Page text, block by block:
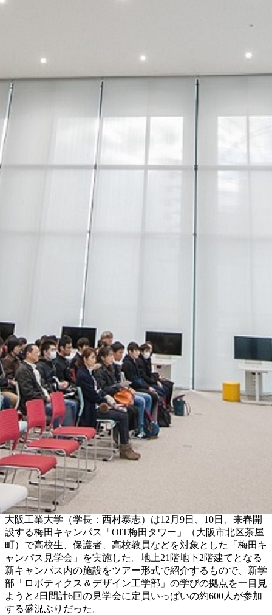
大阪工業大学（学長：西村泰志）は12月9日、10日、来春開
設する梅田キャンパス「OIT梅田タワー」（大阪市北区茶屋
町）で高校生、保護者、高校教員などを対象とした「梅田キ
ャンパス見学会」を実施した。地上21階地下2階建てとなる
新キャンパス内の施設をツアー形式で紹介するもので、新学
部「ロボティクス＆デザイン工学部」の学びの拠点を一目見
ようと2日間計6回の見学会に定員いっぱいの約600人が参加
する盛況ぶりだった。